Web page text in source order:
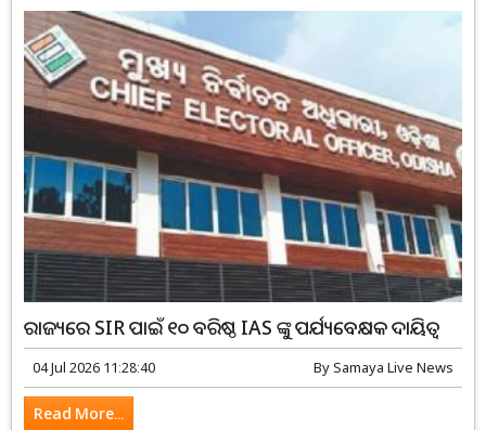
ରାଜ୍ୟରେ SIR ପାଇଁ ୧୦ ବରିଷ୍ଠ IAS ଙ୍କୁ ପର୍ଯ୍ୟବେକ୍ଷକ ଦାୟିତ୍ୱ
04 Jul 2026 11:28:40 BySamaya Live News
Read More...